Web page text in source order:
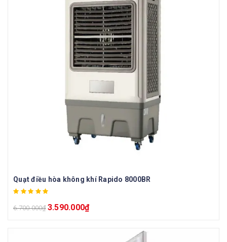
Quạt điều hòa không khí Rapido 8000BR
6.700.000₫ 3.590.000₫